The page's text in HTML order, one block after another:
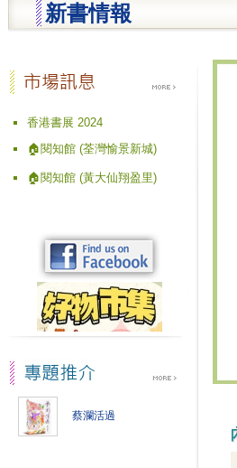
新書情報
香港書展 2024
🏠閱知館 (荃灣愉景新城)
🏠閱知館 (黃大仙翔盈里)
蔡瀾活過